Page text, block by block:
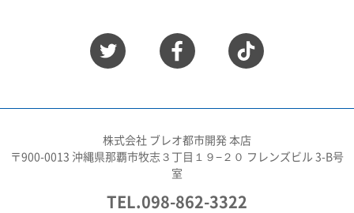
株式会社 ブレオ都市開発 本店
〒900-0013 沖縄県那覇市牧志３丁目１９−２０ フレンズビル 3-B号
室
TEL.098-862-3322